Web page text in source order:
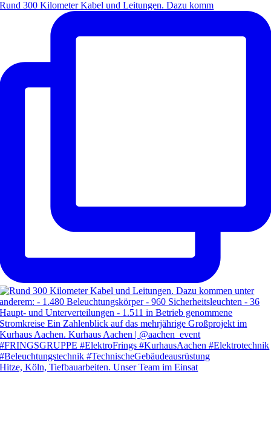
Rund 300 Kilometer Kabel und Leitungen. Dazu komm
Hitze, Köln, Tiefbauarbeiten. Unser Team im Einsat